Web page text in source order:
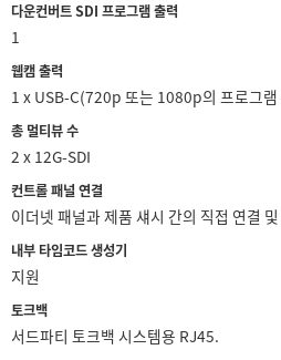
다운컨버트 SDI 프로그램 출력
1
웹캠 출력
1 x USB-C(720p 또는 1080p의 프로그램
총 멀티뷰 수
2 x 12G-SDI
컨트롤 패널 연결
이더넷 패널과 제품 섀시 간의 직접 연결
내부 타임코드 생성기
지원
토크백
서드파티 토크백 시스템용 RJ45.